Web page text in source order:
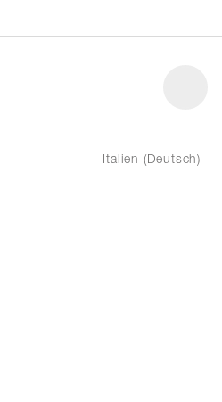
Italien (Deutsch)